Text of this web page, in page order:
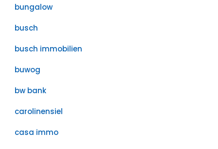
bungalow
busch
busch immobilien
buwog
bw bank
carolinensiel
casa immo